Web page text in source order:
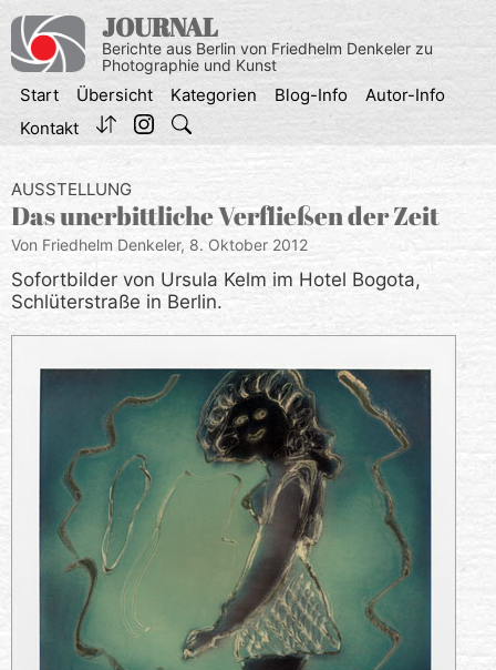
Inhalt
springen
JOURNAL
Berichte aus Berlin von Friedhelm Denkeler zu
Photographie und Kunst
Start Übersicht Kategorien Blog-Info
Autor-Info
Kontakt
AUSSTELLUNG
Das unerbittliche Verfließen der Zeit
Von Friedhelm Denkeler, 8. Oktober 2012
Sofortbilder von Ursula Kelm im Hotel Bogota,
Schlüterstraße in Berlin.